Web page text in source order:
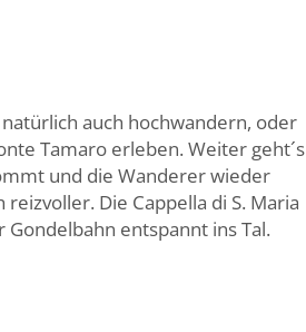
auch hochwandern, oder
Tamaro erleben. Weiter geht´s
und die Wanderer wieder
Die Cappella di S. Maria
entspannt ins Tal.